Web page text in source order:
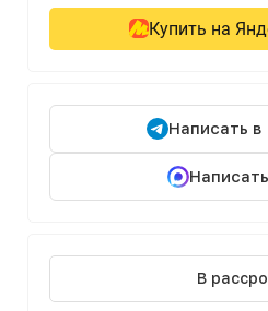
Купить на
Написать в
В